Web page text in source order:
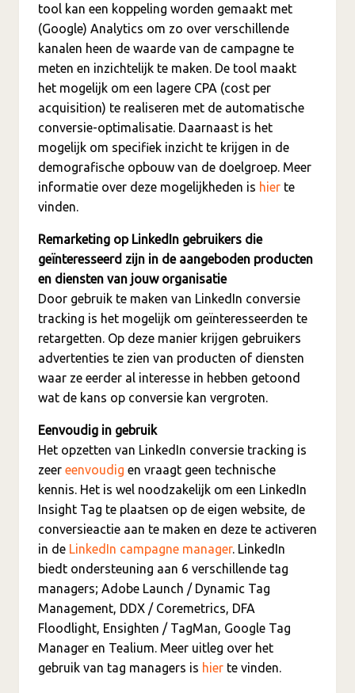
tool kan een koppeling worden gemaakt met
(Google) Analytics om zo over verschillende
kanalen heen de waarde van de campagne te
meten en inzichtelijk te maken. De tool maakt
het mogelijk om een lagere CPA (cost per
acquisition) te realiseren met de automatische
conversie-optimalisatie. Daarnaast is het
mogelijk om specifiek inzicht te krijgen in de
demografische opbouw van de doelgroep. Meer
informatie over deze mogelijkheden is hier te
vinden.
Remarketing op LinkedIn gebruikers die
geïnteresseerd zijn in de aangeboden producten
en diensten van jouw organisatie
Door gebruik te maken van LinkedIn conversie
tracking is het mogelijk om geïnteresseerden te
retargetten. Op deze manier krijgen gebruikers
advertenties te zien van producten of diensten
waar ze eerder al interesse in hebben getoond
wat de kans op conversie kan vergroten.
Eenvoudig in gebruik
Het opzetten van LinkedIn conversie tracking is
zeer eenvoudig en vraagt geen technische
kennis. Het is wel noodzakelijk om een LinkedIn
Insight Tag te plaatsen op de eigen website, de
conversieactie aan te maken en deze te activeren
in de LinkedIn campagne manager. LinkedIn
biedt ondersteuning aan 6 verschillende tag
managers; Adobe Launch / Dynamic Tag
Management, DDX / Coremetrics, DFA
Floodlight, Ensighten / TagMan, Google Tag
Manager en Tealium. Meer uitleg over het
gebruik van tag managers is hier te vinden.